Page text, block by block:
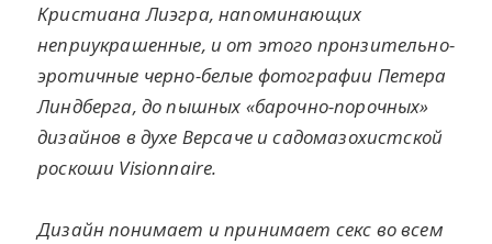
Кристиана Лиэгра, напоминающих
неприукрашенные, и от этого пронзительно-
эротичные черно-белые фотографии Петера
Линдберга, до пышных «барочно-порочных»
дизайнов в духе Версаче и садомазохистской
роскоши Visionnaire.
Дизайн понимает и принимает секс во всем